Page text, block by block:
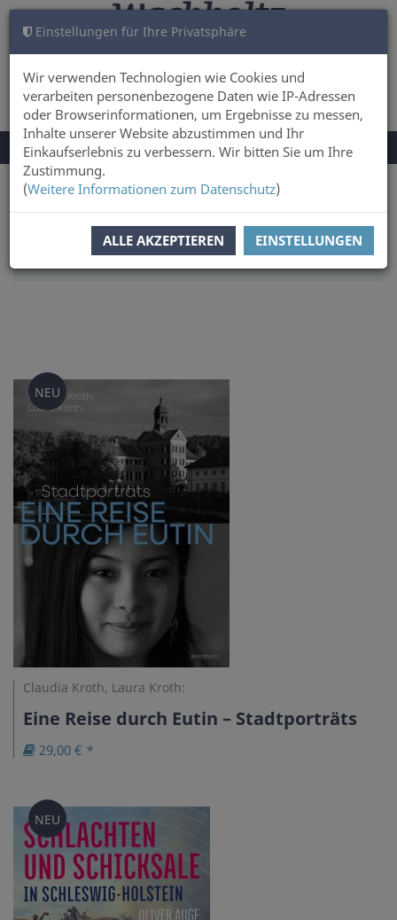
Einstellungen für Ihre Privatsphäre
Wir verwenden Technologien wie Cookies und
verarbeiten personenbezogene Daten wie IP-Adressen
oder Browserinformationen, um Ergebnisse zu messen,
Inhalte unserer Website abzustimmen und Ihr
Einkaufserlebnis zu verbessern. Wir bitten Sie um Ihre
Zustimmung.
(Weitere Informationen zum Datenschutz)
ALLE AKZEPTIEREN EINSTELLUNGEN
ANMELDEN WARENKORB 0
NAVIGATION
UMSCHALTEN
Menü
Sie sind hier:
SORTIERUNG:ERSCHEINUNGSDATUM
NEU
Claudia Kroth, Laura Kroth:
Eine Reise durch Eutin – Stadtporträts
29,00 € *
NEU